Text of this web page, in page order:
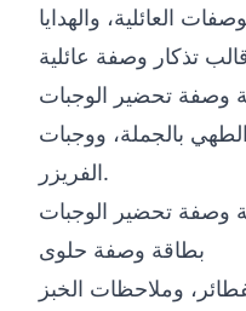
تذكار وصفة عائلية
وصفة تحضير الوجبات
بالجملة، ووجبات
الفريزر.
وصفة تحضير الوجبات
بطاقة وصفة حلوى